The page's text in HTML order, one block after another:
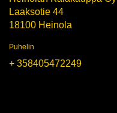
Laaksotie 44
18100 Heinola
Puhelin
+ 358405472249